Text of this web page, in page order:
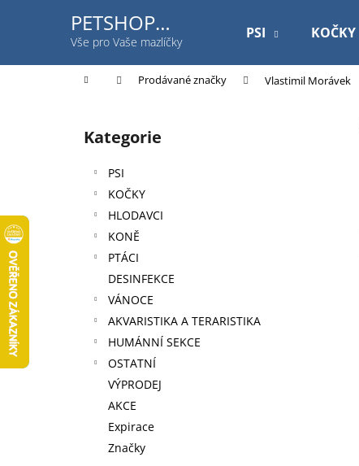
PETSHOP
Jihlavská
Vše pro Vaše mazlíčky
PSI KOČKY
Domů Prodávané značky Vlastimil Morávek
Přeskočit
kategorie
Kategorie
PSI
KOČKY
HLODAVCI
KONĚ
PTÁCI
DESINFEKCE
VÁNOCE
AKVARISTIKA A TERARISTIKA
HUMÁNNÍ SEKCE
OSTATNÍ
VÝPRODEJ
AKCE
Expirace
Značky
í
Zpět
do
Zpět
do
ROYAL CANIN DOG GASTROINTESTINAL
LOW FAT KONZERVA 410 G
74 Kč